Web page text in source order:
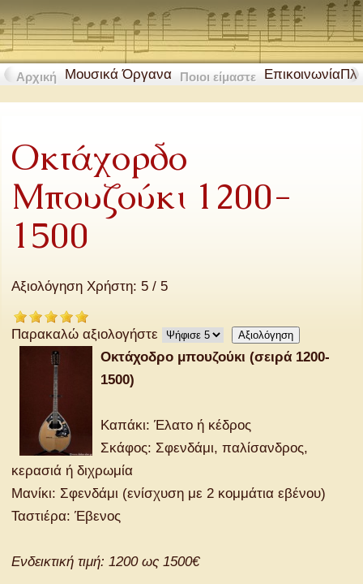
Αρχική Μουσικά Όργανα Ποιοι είμαστε Επικοινωνία
Οκτάχορδο
Μπουζούκι 1200-
1500
Αξιολόγηση Χρήστη: 5 / 5
Παρακαλώ αξιολογήστε
Οκτάχοδρο μπουζούκι (σειρά 1200-
1500)
Καπάκι: Έλατο ή κέδρος
Σκάφος: Σφενδάμι, παλίσανδρος,
κερασιά ή διχρωμία
Μανίκι: Σφενδάμι (ενίσχυση με 2 κομμάτια εβένου)
Ταστιέρα: Έβενος
Ενδεικτική τιμή: 1200 ως 1500€